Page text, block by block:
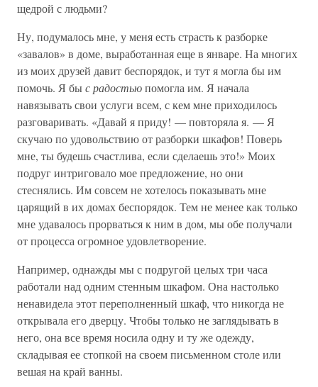
щедрой с людьми?
Ну, подумалось мне, у меня есть страсть к разборке
«завалов» в доме, выработанная еще в январе. На многих
из моих друзей давит беспорядок, и тут я могла бы им
помочь. Я быс радостьюпомогла им. Я начала
навязывать свои услуги всем, с кем мне приходилось
разговаривать. «Давай я приду! — повторяла я. — Я
скучаю по удовольствию от разборки шкафов! Поверь
мне, ты будешь счастлива, если сделаешь это!» Моих
подруг интриговало мое предложение, но они
стеснялись. Им совсем не хотелось показывать мне
царящий в их домах беспорядок. Тем не менее как только
мне удавалось прорваться к ним в дом, мы обе получали
от процесса огромное удовлетворение.
Например, однажды мы с подругой целых три часа
работали над одним стенным шкафом. Она настолько
ненавидела этот переполненный шкаф, что никогда не
открывала его дверцу. Чтобы только не заглядывать в
него, она все время носила одну и ту же одежду,
складывая ее стопкой на своем письменном столе или
вешая на край ванны.